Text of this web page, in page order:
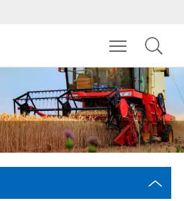
Toggle